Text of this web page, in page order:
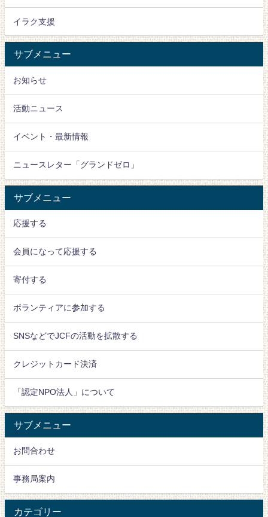
イラク支援
サブメニュー
お知らせ
活動ニュース
イベント・最新情報
ニュースレター「グランドゼロ」
サブメニュー
応援する
会員になって応援する
寄付する
ボランティアに参加する
SNSなどでJCFの活動を拡散する
クレジットカード決済
「認定NPO法人」について
サブメニュー
お問合わせ
事務局案内
カテゴリー